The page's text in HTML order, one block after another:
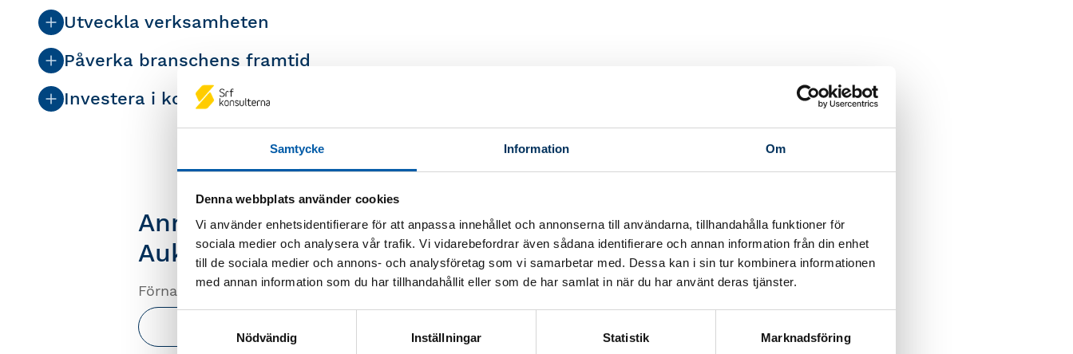
Samtycke Information Om
Denna webbplats använder cookies
Vi använder enhetsidentifierare för att anpassa innehållet och annonserna till användarna, tillhandahålla funktioner för
sociala medier och analysera vår trafik. Vi vidarebefordrar även sådana identifierare och annan information från din enhet
till de sociala medier och annons- och analysföretag som vi samarbetar med. Dessa kan i sin tur kombinera informationen
med annan information som du har tillhandahållit eller som de har samlat in när du har använt deras tjänster.
Nödvändig
Inställningar Statistik Marknadsföring
Utveckla verksamheten
Påverka branschens framtid
Investera i kompetensen
Intresseanmälan Auktoriserad byrå
Anmäl ditt intresse för
Auktoriserad byrå konceptet
Förnamn